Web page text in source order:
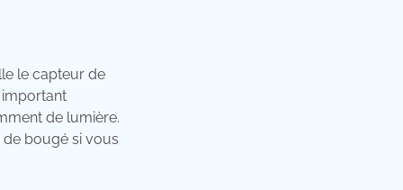
le capteur de
important
de lumière.
bougé si vous